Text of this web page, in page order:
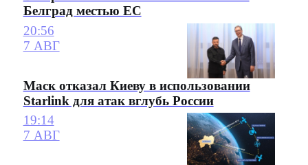
Белград местью ЕС
20:56
7 АВГ
Маск отказал Киеву в использовании
Starlink для атак вглубь России
19:14
7 АВГ